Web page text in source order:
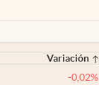
Variación
-0,02%